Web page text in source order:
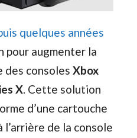
quelques années
pour augmenter la
des consoles Xbox
X. Cette solution
d’une cartouche
de la console